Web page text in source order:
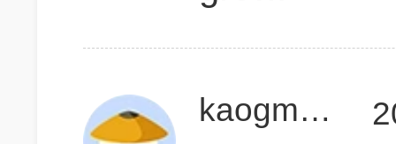
kaogmatone